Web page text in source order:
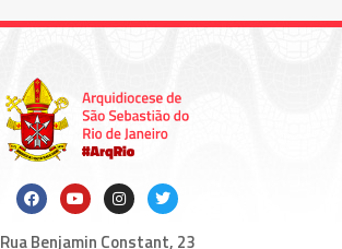
Rua Benjamin Constant, 23